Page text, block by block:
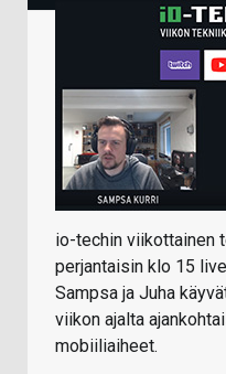
io-techin viikottainen
perjantaisin klo 15
Sampsa ja Juha
viikon ajalta
mobiiliaiheet.